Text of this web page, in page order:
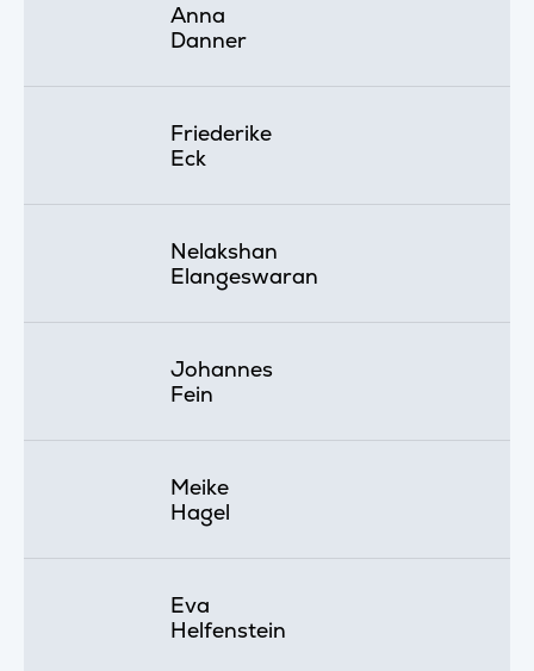
Anna
Danner
Friederike
Eck
Nelakshan
Elangeswaran
Johannes
Fein
Meike
Hagel
Eva
Helfenstein